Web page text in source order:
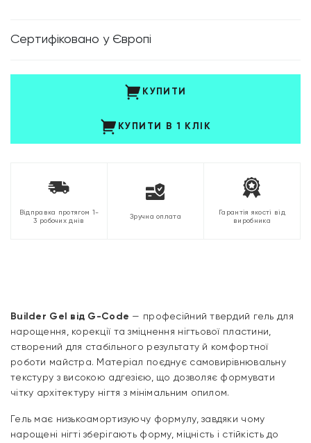
Cертифіковано у Європі
КУПИТИ
КУПИТИ В 1 КЛІК
Відправка протягом 1-
3 робочих днів
Зручна оплата
Гарантія якості від
виробника
Builder Gel від G-Code — професійний твердий гель для
нарощення, корекції та зміцнення нігтьової пластини,
створений для стабільного результату й комфортної
роботи майстра. Матеріал поєднує самовирівнювальну
текстуру з високою адгезією, що дозволяє формувати
чітку архітектуру нігтя з мінімальним опилом.
Гель має низькоамортизуючу формулу, завдяки чому
нарощені нігті зберігають форму, міцність і стійкість до